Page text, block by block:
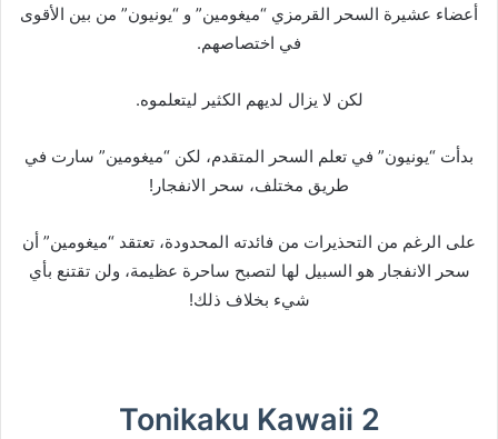
أعضاء عشيرة السحر القرمزي “ميغومين” و “يونيون” من بين الأقوى
في اختصاصهم.
لكن لا يزال لديهم الكثير ليتعلموه.
بدأت “يونيون” في تعلم السحر المتقدم، لكن “ميغومين” سارت في
طريق مختلف، سحر الانفجار!
على الرغم من التحذيرات من فائدته المحدودة، تعتقد “ميغومين” أن
سحر الانفجار هو السبيل لها لتصبح ساحرة عظيمة، ولن تقتنع بأي
شيء بخلاف ذلك!
Tonikaku Kawaii 2